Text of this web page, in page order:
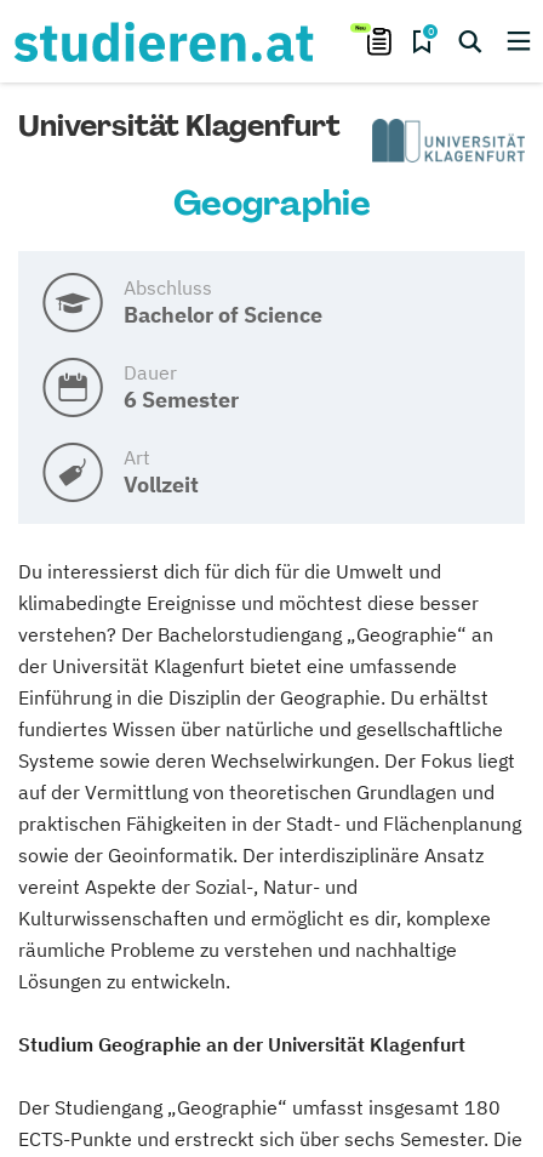
0
Universität Klagenfurt
Geographie
Abschluss
Bachelor of Science
Dauer
6 Semester
Art
Vollzeit
Du interessierst dich für dich für die Umwelt und
klimabedingte Ereignisse und möchtest diese besser
verstehen? Der Bachelorstudiengang „Geographie“ an
der Universität Klagenfurt bietet eine umfassende
Einführung in die Disziplin der Geographie. Du erhältst
fundiertes Wissen über natürliche und gesellschaftliche
Systeme sowie deren Wechselwirkungen. Der Fokus liegt
auf der Vermittlung von theoretischen Grundlagen und
praktischen Fähigkeiten in der Stadt- und Flächenplanung
sowie der Geoinformatik. Der interdisziplinäre Ansatz
vereint Aspekte der Sozial-, Natur- und
Kulturwissenschaften und ermöglicht es dir, komplexe
räumliche Probleme zu verstehen und nachhaltige
Lösungen zu entwickeln.
Studium Geographie an der Universität Klagenfurt
Der Studiengang „Geographie“ umfasst insgesamt 180
ECTS-Punkte und erstreckt sich über sechs Semester. Die